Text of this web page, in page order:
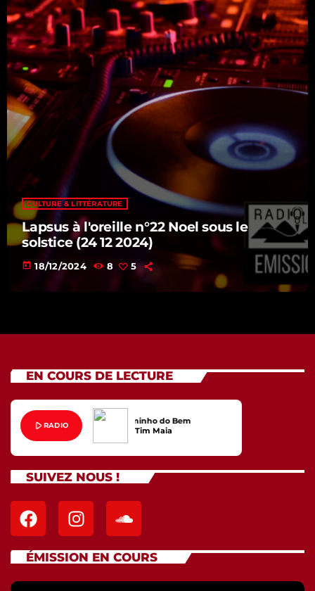
CULTURE & LITTÉRATURE
Lapsus à l'oreille n°22 Noel sous le
solstice (24 12 2024)
today 18/12/2024 8 5
EN COURS DE LECTURE
play_arrowRADIO
No Caminho do Bem
Tim Maia
SUIVEZ NOUS !
ÉMISSION EN COURS